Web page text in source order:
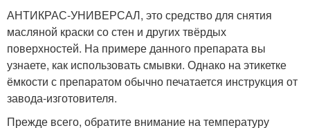
АНТИКРАС-УНИВЕРСАЛ, это средство для снятия
масляной краски со стен и других твёрдых
поверхностей. На примере данного препарата вы
узнаете, как использовать смывки. Однако на этикетке
ёмкости с препаратом обычно печатается инструкция от
завода-изготовителя.
Прежде всего, обратите внимание на температуру